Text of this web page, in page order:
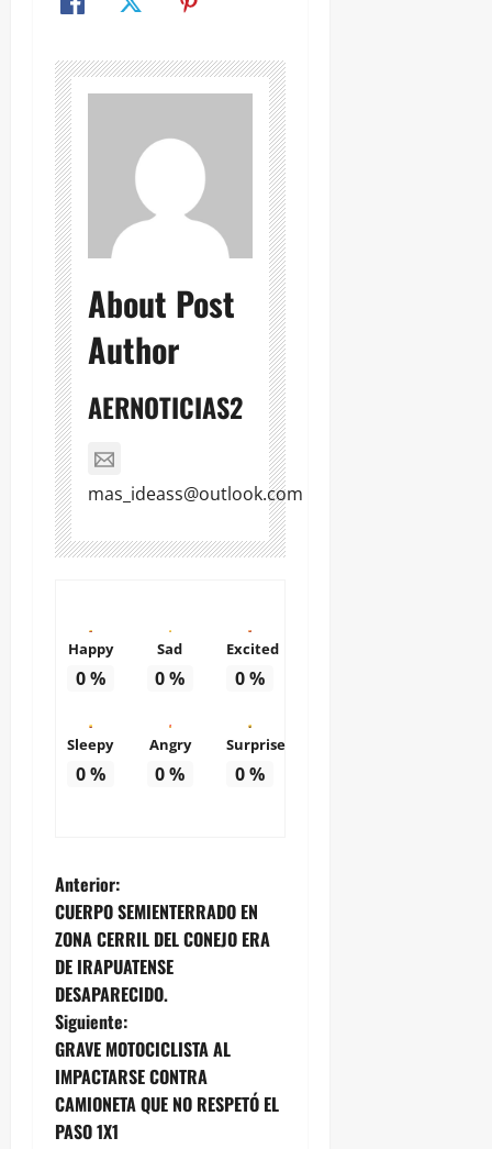
About Post
Author
AERNOTICIAS2
mas_ideass@outlook.com
Happy
0%
Sad
0%
Excited
0%
Sleepy
0%
Angry
0%
Surprise
0%
N
a
v
e
g
a
Anterior:
CUERPO SEMIENTERRADO EN
ZONA CERRIL DEL CONEJO ERA
DE IRAPUATENSE
DESAPARECIDO.
Siguiente:
GRAVE MOTOCICLISTA AL
IMPACTARSE CONTRA
CAMIONETA QUE NO RESPETÓ EL
PASO 1X1